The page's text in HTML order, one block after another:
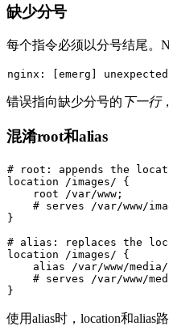
缺少分号
每个指令必须以分号结尾。
nginx: [emerg] unexpected
错误指向缺少分号的 下一行
混淆root和alias
# root: appends the
location /images/ {
    root /var/www;
# serves /var/www/
}
# alias: replaces the
location /images/ {
alias /var/www/media/
# serves /var/www/
使用alias时，location和alias